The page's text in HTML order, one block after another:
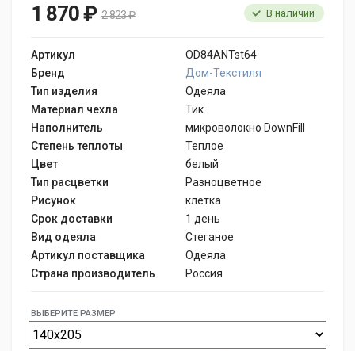
1 870 ₽ 2 823 ₽ В наличии
Артикул
OD84ANTst64
Бренд
Дом-Текстиля
Тип изделия
Одеяла
Материал чехла
Тик
Наполнитель
микроволокно DownFill
Степень теплоты
Теплое
Цвет
белый
Тип расцветки
Разноцветное
Рисунок
клетка
Срок доставки
1 день
Вид одеяла
Стеганое
Артикул поставщика
Одеяла
Страна производитель
Россия
ВЫБЕРИТЕ РАЗМЕР